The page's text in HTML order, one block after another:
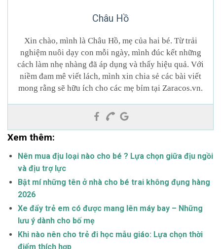
Châu Hồ
Xin chào, mình là Châu Hồ, mẹ của hai bé. Từ trải
nghiệm nuôi dạy con mỗi ngày, mình đúc kết những
cách làm nhẹ nhàng đã áp dụng và thấy hiệu quả. Với
niềm đam mê viết lách, mình xin chia sẻ các bài viết
mong rằng sẽ hữu ích cho các mẹ bỉm tại Zaracos.vn.
Xem thêm:
Nên mua địu loại nào cho bé ? Lựa chọn giữa địu ngồi
và địu trợ lực
Bật mí những tên ở nhà cho bé trai không đụng hàng
2026
Xe đẩy trẻ em có được mang lên máy bay – Những
lưu ý dành cho bố mẹ
Khi nào nên cho trẻ đi học mẫu giáo: Lựa chọn thời
điểm thích hợp